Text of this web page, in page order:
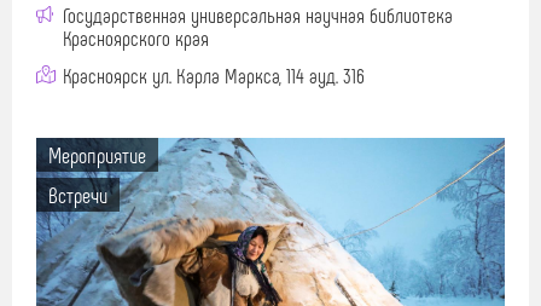
Государственная универсальная научная библиотека
Красноярского края
Красноярск ул. Карла Маркса, 114 ауд. 316
Мероприятие
Встречи